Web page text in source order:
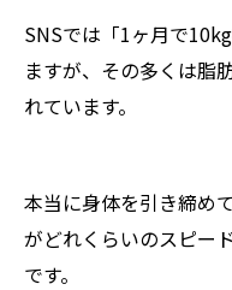
SNSでは「1ヶ月で
ますが、その多くは脂
れています。
本当に身体を引き締め
がどれくらいのスピー
です。